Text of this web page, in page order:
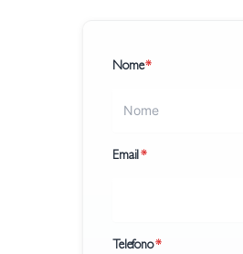
Nome*
Email*
Telefono*